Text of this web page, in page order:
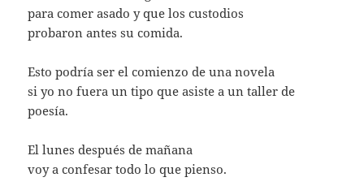
para comer asado y que los custodios
probaron antes su comida.
Esto podría ser el comienzo de una novela
si yo no fuera un tipo que asiste a un taller de
poesía.
El lunes después de mañana
voy a confesar todo lo que pienso.